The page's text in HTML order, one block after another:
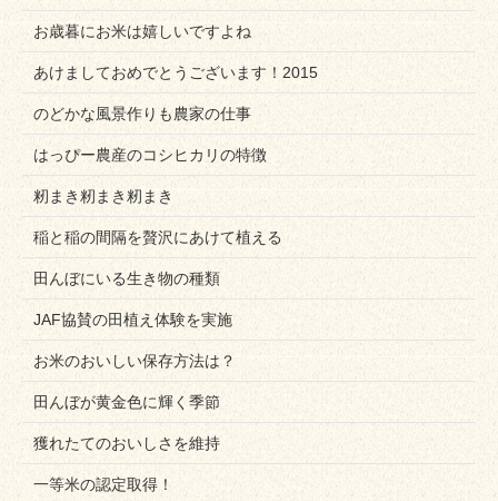
お歳暮にお米は嬉しいですよね
あけましておめでとうございます！2015
のどかな風景作りも農家の仕事
はっぴー農産のコシヒカリの特徴
籾まき籾まき籾まき
稲と稲の間隔を贅沢にあけて植える
田んぼにいる生き物の種類
JAF協賛の田植え体験を実施
お米のおいしい保存方法は？
田んぼが黄金色に輝く季節
獲れたてのおいしさを維持
一等米の認定取得！